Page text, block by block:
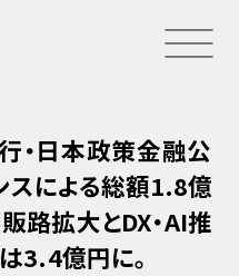
・日本政策金融公
スによる総額1.8億
路拡大とDX・AI推
3.4億円に。